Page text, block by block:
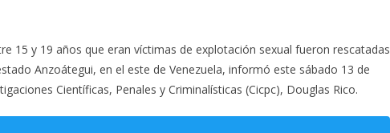
15 y 19 años que eran víctimas de explotación sexual fueron rescatadas
Anzoátegui, en el este de Venezuela, informó este sábado 13 de
Científicas, Penales y Criminalísticas (Cicpc), Douglas Rico.